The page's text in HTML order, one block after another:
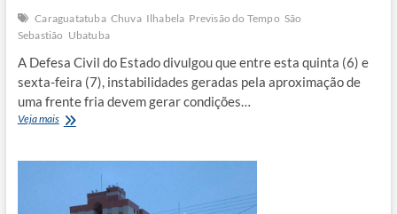
Caraguatatuba Chuva Ilhabela Previsão do Tempo São
Sebastião Ubatuba
A Defesa Civil do Estado divulgou que entre esta quinta (6) e
sexta-feira (7), instabilidades geradas pela aproximação de
uma frente fria devem gerar condições…
Veja maisDefesa